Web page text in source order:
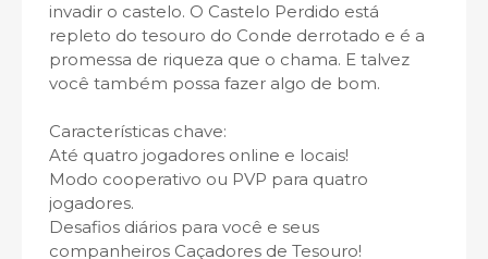
invadir o castelo. O Castelo Perdido está
repleto do tesouro do Conde derrotado e é a
promessa de riqueza que o chama. E talvez
você também possa fazer algo de bom.
Características chave:
Até quatro jogadores online e locais!
Modo cooperativo ou PVP para quatro
jogadores.
Desafios diários para você e seus
companheiros Caçadores de Tesouro!